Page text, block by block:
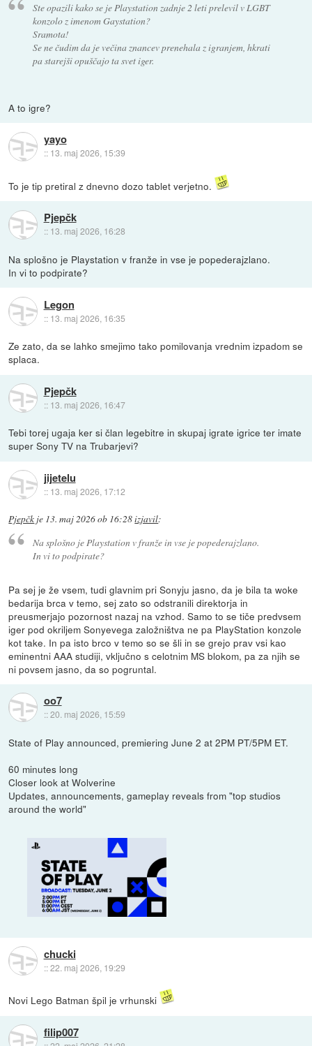
Ste opazili kako se je Playstation zadnje 2 leti prelevil v LGBT
konzolo z imenom Gaystation?
Sramota!
Se ne čudim da je večina znancev prenehala z igranjem, hkrati
pa starejši opuščajo ta svet iger.
A to igre?
yayo
:: 13. maj 2026, 15:39
To je tip pretiral z dnevno dozo tablet verjetno.
Pjepčk
:: 13. maj 2026, 16:28
Na splošno je Playstation v franže in vse je popederajzlano.
In vi to podpirate?
Legon
:: 13. maj 2026, 16:35
Ze zato, da se lahko smejimo tako pomilovanja vrednim izpadom se
splaca.
Pjepčk
:: 13. maj 2026, 16:47
Tebi torej ugaja ker si član legebitre in skupaj igrate igrice ter imate
super Sony TV na Trubarjevi?
jijetelu
:: 13. maj 2026, 17:12
Pjepčk je 13. maj 2026 ob 16:28izjavil:
Na splošno je Playstation v franže in vse je popederajzlano.
In vi to podpirate?
Pa sej je že vsem, tudi glavnim pri Sonyju jasno, da je bila ta woke
bedarija brca v temo, sej zato so odstranili direktorja in
preusmerjajo pozornost nazaj na vzhod. Samo to se tiče predvsem
iger pod okriljem Sonyevega založništva ne pa PlayStation konzole
kot take. In pa isto brco v temo so se šli in se grejo prav vsi kao
eminentni AAA studiji, vključno s celotnim MS blokom, pa za njih se
ni povsem jasno, da so pogruntal.
oo7
::20. maj 2026, 15:59
State of Play announced, premiering June 2 at 2PM PT/5PM ET.
60 minutes long
Closer look at Wolverine
Updates, announcements, gameplay reveals from "top studios
around the world"
chucki
::22. maj 2026, 19:29
Novi Lego Batman špil je vrhunski
filip007